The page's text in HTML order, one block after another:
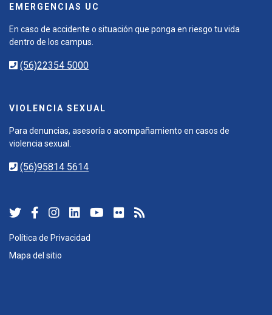
EMERGENCIAS UC
En caso de accidente o situación que ponga en riesgo tu vida
dentro de los campus.
(56)22354 5000
VIOLENCIA SEXUAL
Para denuncias, asesoría o acompañamiento en casos de
violencia sexual.
(56)95814 5614
Política de Privacidad
Mapa del sitio